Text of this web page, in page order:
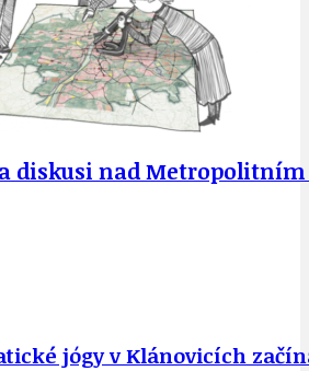
diskusi nad Metropolitním
jógy v Klánovicích